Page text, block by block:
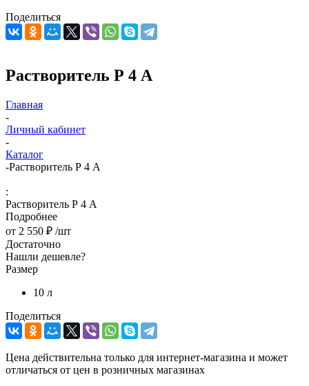
Поделиться
Растворитель Р 4 А
Главная
-
Личный кабинет
-
Каталог
-Растворитель Р 4 А
:
Растворитель Р 4 А
Подробнее
от 2 550 ₽ /шт
Достаточно
Нашли дешевле?
Размер
10 л
Поделиться
Цена действительна только для интернет-магазина и может
отличаться от цен в розничных магазинах